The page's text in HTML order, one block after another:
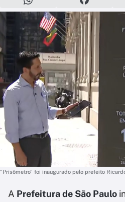
"Prisômetro" foi inaugurado pelo prefeito
A Prefeitura de São Paulo